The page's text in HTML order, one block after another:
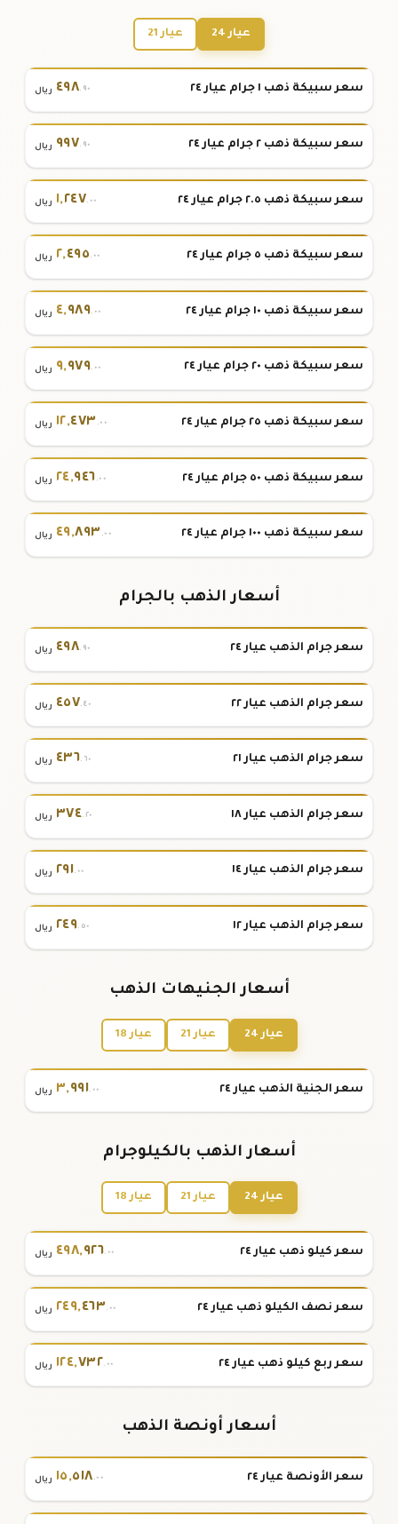
عيار 24 عيار 21
سعر سبيكة ذهب ١ جرام عيار ٢٤ ٤٩٨.٩٠ ريال
سعر سبيكة ذهب ٢ جرام عيار ٢٤ ٩٩٧.٩٠ ريال
سعر سبيكة ذهب ٢.٥ جرام عيار ٢٤ ١,٢٤٧.٠٠ ريال
سعر سبيكة ذهب ٥ جرام عيار ٢٤ ٢,٤٩٥.٠٠ ريال
سعر سبيكة ذهب ١٠ جرام عيار ٢٤ ٤,٩٨٩.٠٠ ريال
سعر سبيكة ذهب ٢٠ جرام عيار ٢٤ ٩,٩٧٩.٠٠ ريال
سعر سبيكة ذهب ٢٥ جرام عيار ٢٤ ١٢,٤٧٣.٠٠ ريال
سعر سبيكة ذهب ٥٠ جرام عيار ٢٤ ٢٤,٩٤٦.٠٠ ريال
سعر سبيكة ذهب ١٠٠ جرام عيار ٢٤ ٤٩,٨٩٣.٠٠ ريال
أسعار الذهب بالجرام
سعر جرام الذهب عيار ٢٤ ٤٩٨.٩٠ ريال
سعر جرام الذهب عيار ٢٢ ٤٥٧.٤٠ ريال
سعر جرام الذهب عيار ٢١ ٤٣٦.٦٠ ريال
سعر جرام الذهب عيار ١٨ ٣٧٤.٢٠ ريال
سعر جرام الذهب عيار ١٤ ٢٩١.٠٠ ريال
سعر جرام الذهب عيار ١٢ ٢٤٩.٥٠ ريال
أسعار الجنيهات الذهب
عيار 24 عيار 21 عيار 18
سعر الجنية الذهب عيار ٢٤ ٣,٩٩١.٠٠ ريال
أسعار الذهب بالكيلوجرام
عيار 24 عيار 21 عيار 18
سعر كيلو ذهب عيار ٢٤ ٤٩٨,٩٢٦.٠٠ ريال
سعر نصف الكيلو ذهب عيار ٢٤ ٢٤٩,٤٦٣.٠٠ ريال
سعر ربع كيلو ذهب عيار ٢٤ ١٢٤,٧٣٢.٠٠ ريال
أسعار أونصة الذهب
سعر الأونصة عيار ٢٤ ١٥,٥١٨.٠٠ ريال